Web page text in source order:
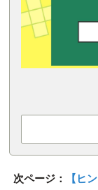
次ページ：
【ヒ